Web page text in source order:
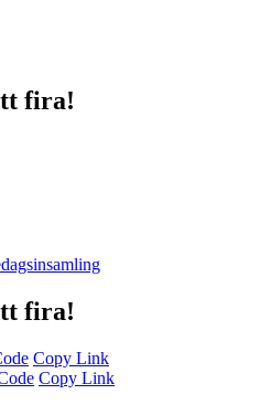
fira!
fira!
Copy Link
Copy Link